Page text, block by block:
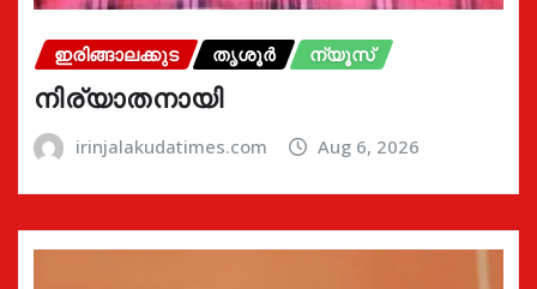
ഇരിങ്ങാലക്കുട തൃശൂർ ന്യൂസ്
നിര്യാതനായി
irinjalakudatimes.com Aug 6, 2026